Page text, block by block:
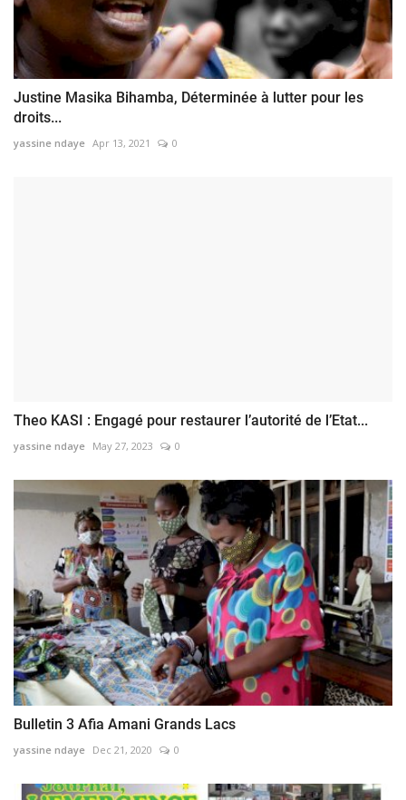
Justine Masika Bihamba, Déterminée à lutter pour les
droits...
yassine ndaye Apr 13, 2021 0
Theo KASI : Engagé pour restaurer l’autorité de l’Etat...
yassine ndaye May 27, 2023 0
Bulletin 3 Afia Amani Grands Lacs
yassine ndaye Dec 21, 2020 0